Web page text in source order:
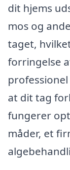
dit hjems
mos og
taget,
forringelse
at dit tag
fungerer
måder, et